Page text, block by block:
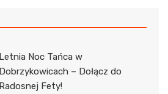
Letnia Noc Tańca w
Dobrzykowicach – Dołącz do
Radosnej Fety!